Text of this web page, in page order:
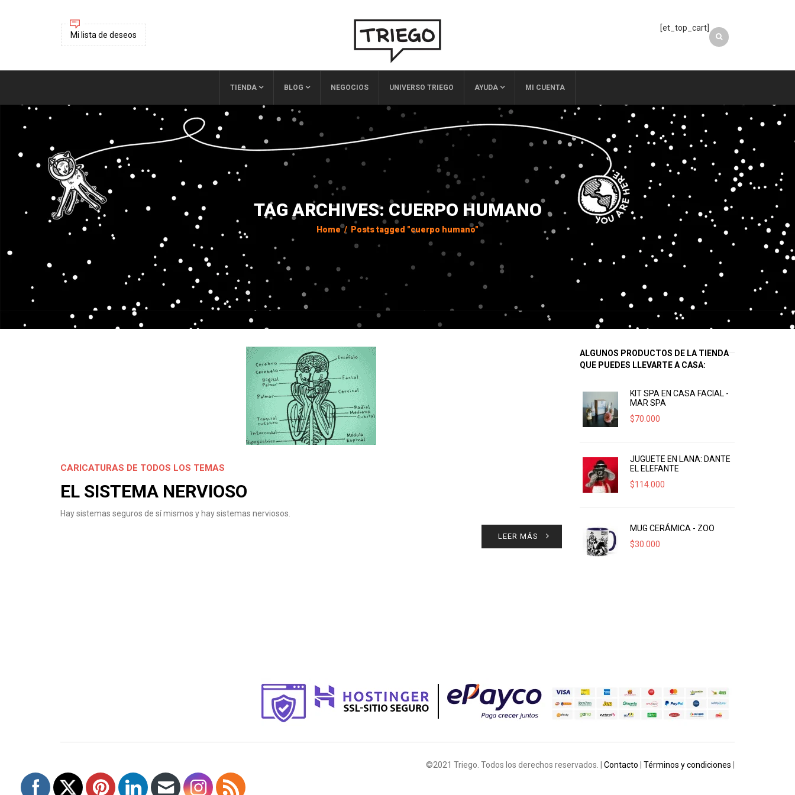
Mi lista de deseos
[et_top_cart]
TIENDA BLOG NEGOCIOS UNIVERSO TRIEGO AYUDA MI CUENTA
TAG ARCHIVES: CUERPO HUMANO
Home / Posts tagged "cuerpo humano"
CARICATURAS DE TODOS LOS TEMAS
EL SISTEMA NERVIOSO
Hay sistemas seguros de sí mismos y hay sistemas nerviosos.
LEER MÁS
ALGUNOS PRODUCTOS DE LA TIENDA
QUE PUEDES LLEVARTE A CASA:
KIT SPA EN CASA FACIAL -
MAR SPA
$70.000
JUGUETE EN LANA: DANTE
EL ELEFANTE
$114.000
MUG CERÁMICA - ZOO
$30.000
©2021 Triego. Todos los derechos reservados. | Contacto Términos y condiciones